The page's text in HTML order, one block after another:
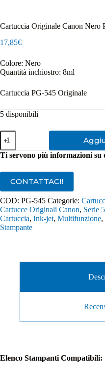
Cartuccia Originale Canon Nero
17,85€
Colore: Nero
Quantità inchiostro: 8ml
Cartuccia PG-545 Originale
5 disponibili
Cartuccia
Originale
Canon
Nero
quantità
Ti servono più informazioni su
CONTATTACI!
COD: PG-545 Categorie:
Cartucce Originali Canon, Serie
Cartuccia, Ink-jet, Multifunzione,
Stampante
Elenco Stampanti Compatibili: